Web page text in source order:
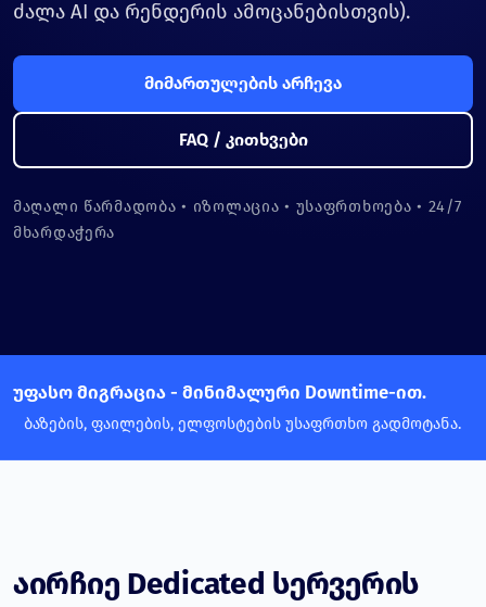
ძალა AI და რენდერის ამოცანებისთვის).
მიმართულების არჩევა
FAQ / კითხვები
მაღალი წარმადობა • იზოლაცია • უსაფრთხოება • 24/7
მხარდაჭერა
უფასო მიგრაცია - მინიმალური Downtime-ით.
ბაზების, ფაილების, ელფოსტების უსაფრთხო გადმოტანა.
აირჩიე Dedicated სერვერის